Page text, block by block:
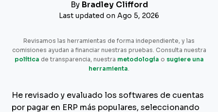
By Bradley Clifford
Last updated on Ago 5, 2026
Revisamos las herramientas de forma independiente, y las
comisiones ayudan a financiar nuestras pruebas. Consulta nuestra
política de transparencia, nuestra metodología o sugiere una
herramienta.
He revisado y evaluado los softwares de cuentas
por pagar en ERP más populares, seleccionando